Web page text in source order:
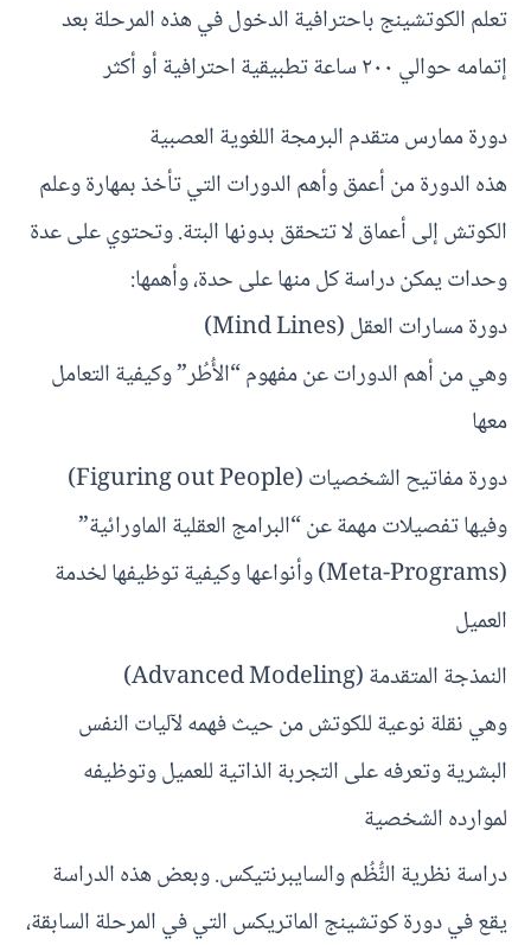
تعلم الكوتشينج باحترافية الدخول في هذه المرحلة بعد
إتمامه حوالي ٢٠٠ ساعة تطبيقية احترافية أو أكثر
دورة ممارس متقدم البرمجة اللغوية العصبية
هذه الدورة من أعمق وأهم الدورات التي تأخذ بمهارة وعلم
الكوتش إلى أعماق لا تتحقق بدونها البتة. وتحتوي على عدة
وحدات يمكن دراسة كل منها على حدة، وأهمها:
دورة مسارات العقل (Mind Lines)
وهي من أهم الدورات عن مفهوم “الأُطُر” وكيفية التعامل
معها
دورة مفاتيح الشخصيات (Figuring out People)
وفيها تفصيلات مهمة عن “البرامج العقلية الماورائية”
(Meta-Programs) وأنواعها وكيفية توظيفها لخدمة
العميل
النمذجة المتقدمة (Advanced Modeling)
وهي نقلة نوعية للكوتش من حيث فهمه لآليات النفس
البشرية وتعرفه على التجربة الذاتية للعميل وتوظيفه
لموارده الشخصية
دراسة نظرية النُّظُم والسايبرنتيكس. وبعض هذه الدراسة
يقع في دورة كوتشينج الماتريكس التي في المرحلة السابقة،